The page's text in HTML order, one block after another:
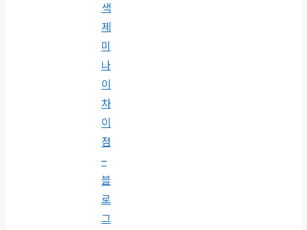
색
제
미
나
이
차
이
점
–
블
로
그